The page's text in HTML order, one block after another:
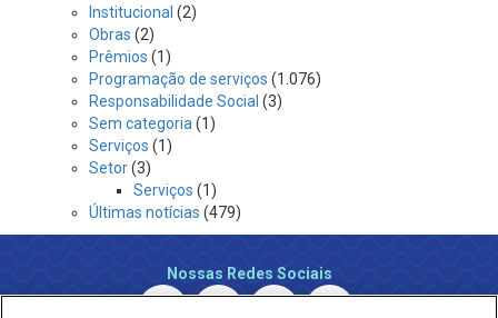
Institucional (2)
Obras (2)
Prêmios (1)
Programação de serviços (1.076)
Responsabilidade Social (3)
Sem categoria (1)
Serviços (1)
Setor(3)
Serviços (1)
Últimas notícias (479)
Nossas Redes Sociais